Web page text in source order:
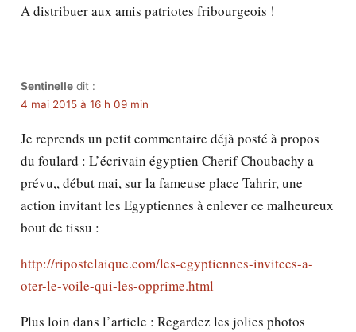
A distribuer aux amis patriotes fribourgeois !
Sentinelle dit :
4 mai 2015 à 16 h 09 min
Je reprends un petit commentaire déjà posté à propos
du foulard : L’écrivain égyptien Cherif Choubachy a
prévu,, début mai, sur la fameuse place Tahrir, une
action invitant les Egyptiennes à enlever ce malheureux
bout de tissu :
http://ripostelaique.com/les-egyptiennes-invitees-a-
oter-le-voile-qui-les-opprime.html
Plus loin dans l’article : Regardez les jolies photos